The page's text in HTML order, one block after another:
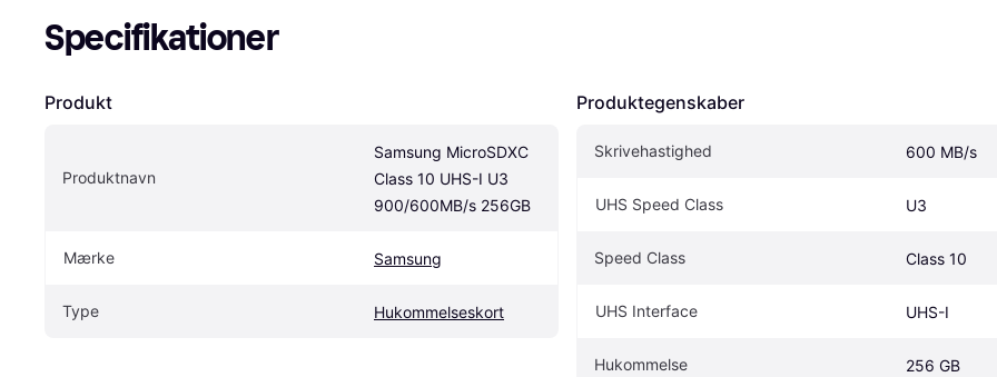
Specifikationer
Produkt
Produktnavn
Samsung MicroSDXC
Class 10 UHS-I U3
900/600MB/s 256GB
Mærke Samsung
Type Hukommelseskort
Produktegenskaber
Skrivehastighed 600 MB/s
UHS Speed Class U3
Speed Class Class 10
UHS Interface UHS-I
Hukommelse 256 GB